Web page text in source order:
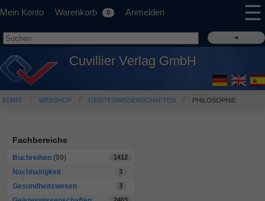
Mein Konto Warenkorb 0 Anmelden ☰
Cuvillier Verlag GmbH
START WEBSHOP GEISTESWISSENSCHAFTEN PHILOSOPHIE
Fachbereiche
Buchreihen (99) 1412
Nachhaltigkeit 3
Gesundheitswesen 3